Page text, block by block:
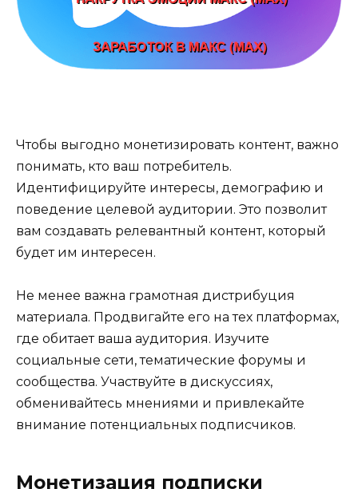
Чтобы выгодно монетизировать контент, важно
понимать, кто ваш потребитель.
Идентифицируйте интересы, демографию и
поведение целевой аудитории. Это позволит
вам создавать релевантный контент, который
будет им интересен.
Не менее важна грамотная дистрибуция
материала. Продвигайте его на тех платформах,
где обитает ваша аудитория. Изучите
социальные сети, тематические форумы и
сообщества. Участвуйте в дискуссиях,
обменивайтесь мнениями и привлекайте
внимание потенциальных подписчиков.
Монетизация подписки